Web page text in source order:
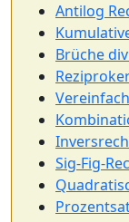
Antilog
Brüche
Sig-Fig-